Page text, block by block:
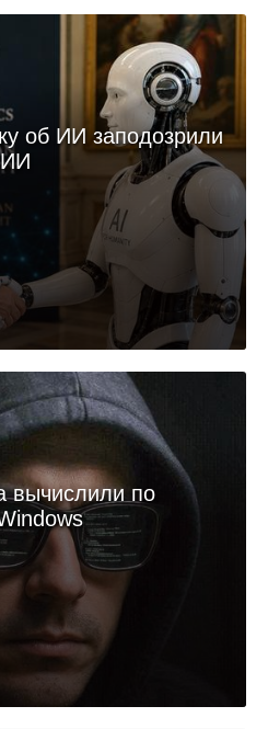
об ИИ заподозрили
ИИ
вычислили по